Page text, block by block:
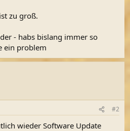
zu groß.
- habs bislang immer so
ein problem
#2
wieder Software Update